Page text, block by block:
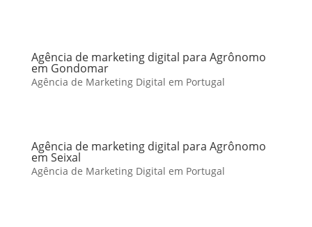
Agência de marketing digital para Agrônomo
em Gondomar
Agência de Marketing Digital em Portugal
Agência de marketing digital para Agrônomo
em Seixal
Agência de Marketing Digital em Portugal